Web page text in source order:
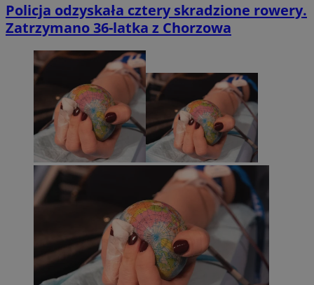
Policja odzyskała cztery skradzione rowery.
Zatrzymano 36-latka z Chorzowa